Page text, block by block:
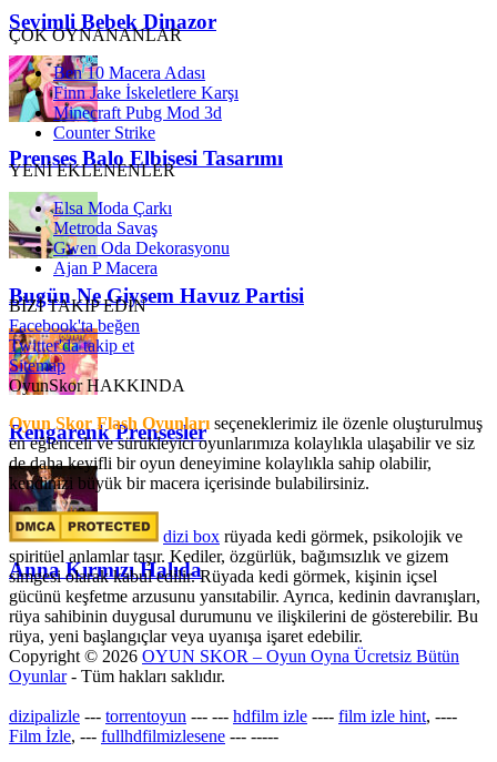
Sevimli Bebek Dinazor
Prenses Balo Elbisesi Tasarımı
Bugün Ne Giysem Havuz Partisi
Rengarenk Prensesler
Anna Kırmızı Halıda
ÇOK OYNANANLAR
Ben 10 Macera Adası
Finn Jake İskeletlere Karşı
Minecraft Pubg Mod 3d
Counter Strike
YENİ EKLENENLER
Elsa Moda Çarkı
Metroda Savaş
Gwen Oda Dekorasyonu
Ajan P Macera
BİZİ TAKİP EDİN
Facebook'ta beğen
Twitter'da takip et
Sitemap
OyunSkor HAKKINDA
Oyun Skor Flash Oyunları seçeneklerimiz ile özenle oluşturulmuş
en eğlenceli ve sürükleyici oyunlarımıza kolaylıkla ulaşabilir ve siz
de daha keyifli bir oyun deneyimine kolaylıkla sahip olabilir,
kendinizi büyük bir macera içerisinde bulabilirsiniz.
dizi box rüyada kedi görmek​, psikolojik ve
spiritüel anlamlar taşır. Kediler, özgürlük, bağımsızlık ve gizem
simgesi olarak kabul edilir. Rüyada kedi görmek, kişinin içsel
gücünü keşfetme arzusunu yansıtabilir. Ayrıca, kedinin davranışları,
rüya sahibinin duygusal durumunu ve ilişkilerini de gösterebilir. Bu
rüya, yeni başlangıçlar veya uyanışa işaret edebilir.
Copyright © 2026 OYUN SKOR – Oyun Oyna Ücretsiz Bütün
Oyunlar- Tüm hakları saklıdır.
dizipalizle --- torrentoyun --- --- hdfilm izle ---- film izle hint, ----
Film İzle, --- fullhdfilmizlesene --- -----